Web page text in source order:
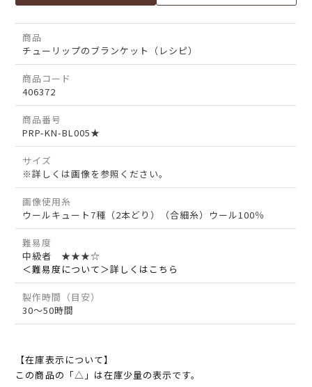
商品
チューリップのブランケット（レシピ）
商品コード
406372
商品番号
PRP-KN-BL005★
サイズ
※詳しくは画像を参照ください。
画像使用糸
ウールキュート7種（2本どり）（合細糸）ウール100％
難易度
中級者 ★★★☆
＜難易度について＞詳しくはこちら
製作時間（目安）
30～50時間
【在庫表示について】
この商品の「△」は在庫少量の表示です。